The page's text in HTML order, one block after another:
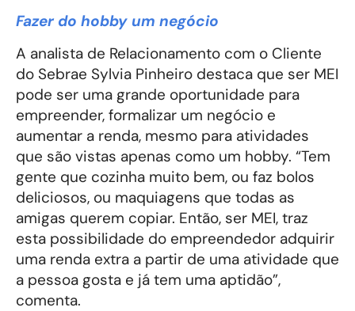
Fazer do hobby um negócio
A analista de Relacionamento com o Cliente
do Sebrae Sylvia Pinheiro destaca que ser MEI
pode ser uma grande oportunidade para
empreender, formalizar um negócio e
aumentar a renda, mesmo para atividades
que são vistas apenas como um hobby. “Tem
gente que cozinha muito bem, ou faz bolos
deliciosos, ou maquiagens que todas as
amigas querem copiar. Então, ser MEI, traz
esta possibilidade do empreendedor adquirir
uma renda extra a partir de uma atividade que
a pessoa gosta e já tem uma aptidão”,
comenta.